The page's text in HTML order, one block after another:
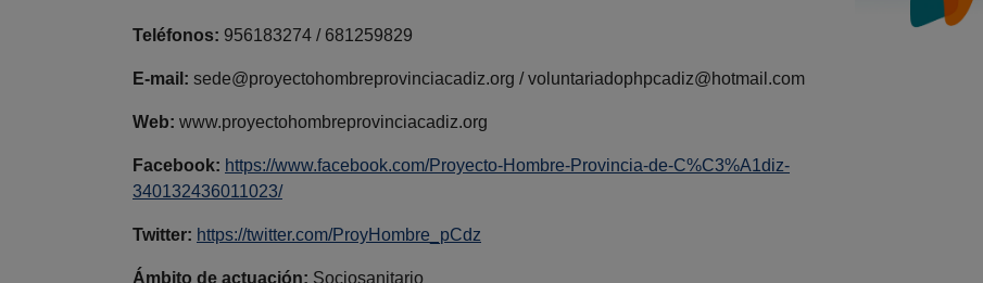
Teléfonos: 956183274 / 681259829
E-mail: sede@proyectohombreprovinciacadiz.org / voluntariadophpcadiz@hotmail.com
Web: www.proyectohombreprovinciacadiz.org
Facebook: https://www.facebook.com/Proyecto-Hombre-Provincia-de-C%C3%A1diz-
340132436011023/
Twitter: https://twitter.com/ProyHombre_pCdz
Ámbito de actuación: Sociosanitario